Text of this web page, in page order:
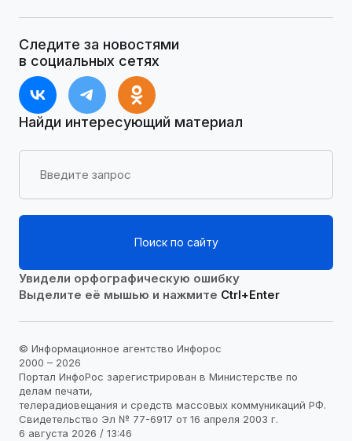
Следите за новостями
в социальных сетях
Найди интересующий материал
Поиск по сайту
Увидели орфографическую ошибку
Выделите её мышью и нажмите Ctrl+Enter
© Информационное агентство Инфорос
2000 – 2026
Портал ИнфоРос зарегистрирован в Министерстве по
делам печати,
телерадиовещания и средств массовых коммуникаций РФ.
Свидетельство Эл № 77-6917 от 16 апреля 2003 г.
6 августа 2026 / 13:46